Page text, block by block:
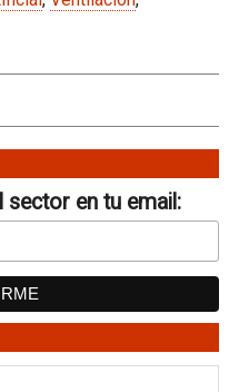
sector en tu email: